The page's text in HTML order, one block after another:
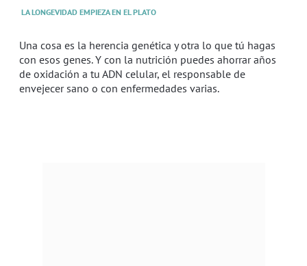
LA LONGEVIDAD EMPIEZA EN EL PLATO
Una cosa es la herencia genética y otra lo que tú hagas
con esos genes. Y con la nutrición puedes ahorrar años
de oxidación a tu ADN celular, el responsable de
envejecer sano o con enfermedades varias.